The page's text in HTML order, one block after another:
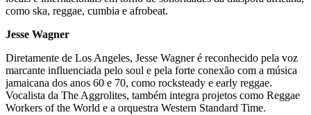
como ska, reggae, cumbia e afrobeat.
Jesse Wagner
Diretamente de Los Angeles, Jesse Wagner é reconhecido pela voz
marcante influenciada pelo soul e pela forte conexão com a música
jamaicana dos anos 60 e 70, como rocksteady e early reggae.
Vocalista da The Aggrolites, também integra projetos como Reggae
Workers of the World e a orquestra Western Standard Time.